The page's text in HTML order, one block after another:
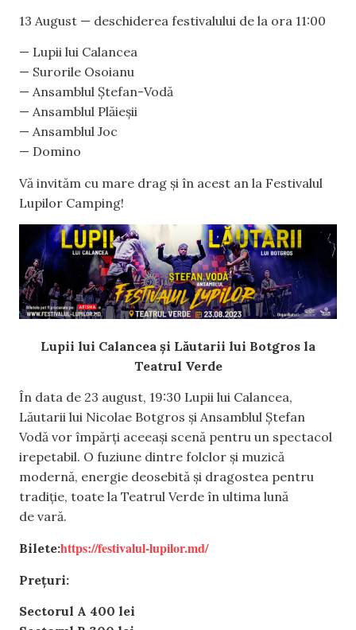
13 August — deschiderea festivalului de la ora 11:00
— Lupii lui Calancea
— Surorile Osoianu
— Ansamblul Ștefan-Vodă
— Ansamblul Plăieșii
— Ansamblul Joc
— Domino
Vă invităm cu mare drag și în acest an la Festivalul
Lupilor Camping!
Lupii lui Calancea și Lăutarii lui Botgros la
Teatrul Verde
În data de 23 august, 19:30 Lupii lui Calancea,
Lăutarii lui Nicolae Botgros și Ansamblul Ștefan
Vodă vor împărți aceeași scenă pentru un spectacol
irepetabil. O fuziune dintre folclor și muzică
modernă, energie deosebită și dragostea pentru
tradiție, toate la Teatrul Verde în ultima lună
de vară.
Bilete:https://festivalul-lupilor.md/
Prețuri:
Sectorul A 400 lei